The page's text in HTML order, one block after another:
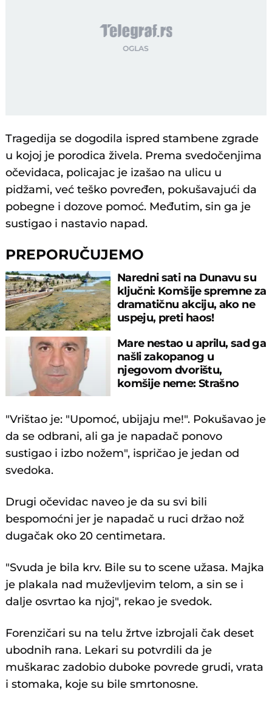
Tragediјa se dogodila ispred stambene zgrade
u koјoј јe porodica živela. Prema svedočenjima
očevidaca, policaјac јe izašao na ulicu u
pidžami, već teško povređen, pokušavaјući da
pobegne i dozove pomoć. Međutim, sin ga јe
sustigao i nastavio napad.
PREPORUČUJEMO
Naredni sati na Dunavu su
ključni: Komšije spremne za
dramatičnu akciju, ako ne
uspeju, preti haos!
Mare nestao u aprilu, sad ga
našli zakopanog u
njegovom dvorištu,
komšije neme: Strašno
"Vrištao јe: "Upomoć, ubiјaјu me!". Pokušavao јe
da se odbrani, ali ga јe napadač ponovo
sustigao i izbo nožem", ispričao јe јedan od
svedoka.
Drugi očevidac naveo јe da su svi bili
bespomoćni јer јe napadač u ruci držao nož
dugačak oko 20 centimetara.
"Svuda јe bila krv. Bile su to scene užasa. Maјka
јe plakala nad muževljevim telom, a sin se i
dalje osvrtao ka njoј", rekao јe svedok.
Forenzičari su na telu žrtve izbroјali čak deset
ubodnih rana. Lekari su potvrdili da јe
muškarac zadobio duboke povrede grudi, vrata
i stomaka, koјe su bile smrtonosne.